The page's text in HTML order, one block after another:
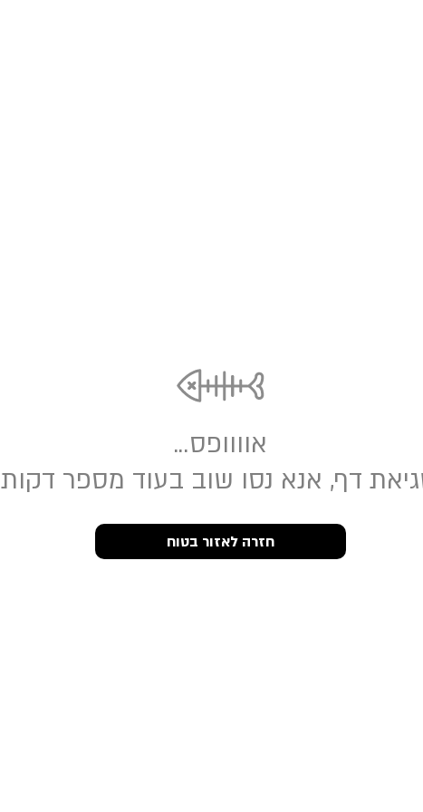
אוווופס...
דף, אנא נסו שוב בעוד מספר דקות
חזרה לאזור בטוח